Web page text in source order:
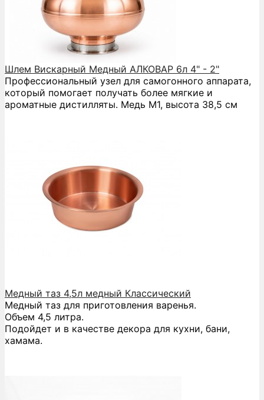
Шлем Вискарный Медный АЛКОВАР 6л 4" - 2"
Профессиональный узел для самогонного аппарата,
который помогает получать более мягкие и
ароматные дистилляты. Медь М1, высота 38,5 см
Медный таз 4,5л медный Классический
Медный таз для приготовления варенья.
Объем 4,5 литра.
Подойдет и в качестве декора для кухни, бани,
хамама.